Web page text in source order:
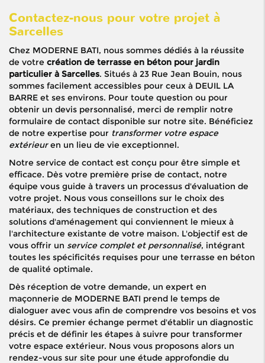
Contactez-nous pour votre projet à
Sarcelles
Chez MODERNE BATI, nous sommes dédiés à la réussite
de votre création de terrasse en béton pour jardin
particulier à Sarcelles. Situés à 23 Rue Jean Bouin, nous
sommes facilement accessibles pour ceux à DEUIL LA
BARRE et ses environs. Pour toute question ou pour
obtenir un devis personnalisé, merci de remplir notre
formulaire de contact disponible sur notre site. Bénéficiez
de notre expertise pour transformer votre espace
extérieuren un lieu de vie exceptionnel.
Notre service de contact est conçu pour être simple et
efficace. Dès votre première prise de contact, notre
équipe vous guide à travers un processus d'évaluation de
votre projet. Nous vous conseillons sur le choix des
matériaux, des techniques de construction et des
solutions d'aménagement qui conviennent le mieux à
l'architecture existante de votre maison. L'objectif est de
vous offrir un service complet et personnalisé, intégrant
toutes les spécificités requises pour une terrasse en béton
de qualité optimale.
Dès réception de votre demande, un expert en
maçonnerie de MODERNE BATI prend le temps de
dialoguer avec vous afin de comprendre vos besoins et vos
désirs. Ce premier échange permet d'établir un diagnostic
précis et de définir les étapes à suivre pour transformer
votre espace extérieur. Nous vous proposons alors un
rendez-vous sur site pour une étude approfondie du